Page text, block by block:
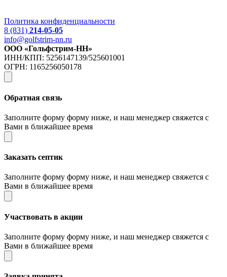
Политика конфиденциальности
8 (831) 214-05-05
info@golfstrim-nn.ru
ООО «Гольфстрим-НН»
ИНН/КПП: 5256147139/525601001
ОГРН: 1165256050178
Обратная связь
Заполните форму форму ниже, и наш менеджер свяжется с
Вами в ближайшее время
Заказать септик
Заполните форму форму ниже, и наш менеджер свяжется с
Вами в ближайшее время
Участвовать в акции
Заполните форму форму ниже, и наш менеджер свяжется с
Вами в ближайшее время